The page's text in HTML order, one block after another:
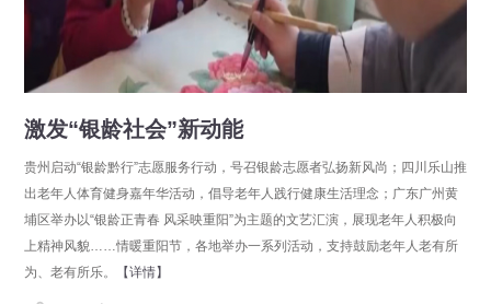
激发“银龄社会”新动能
贵州启动“银龄黔行”志愿服务行动，号召银龄志愿者弘扬新风尚；四川乐山推
出老年人体育健身嘉年华活动，倡导老年人践行健康生活理念；广东广州黄
埔区举办以“银龄正青春 风采映重阳”为主题的文艺汇演，展现老年人积极向
上精神风貌……情暖重阳节，各地举办一系列活动，支持鼓励老年人老有所
为、老有所乐。
【详情】